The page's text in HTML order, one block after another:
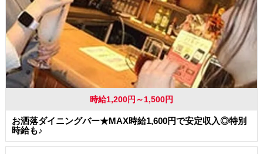
時給1,200円～1,500円
お洒落ダイニングバー★MAX時給1,600円で安定収入◎特別
時給も♪